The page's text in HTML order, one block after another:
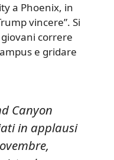
a Phoenix, in
vincere”. Si
correre
e gridare
Canyon
in applausi